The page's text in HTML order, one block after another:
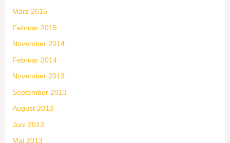
März 2015
Februar 2015
November 2014
Februar 2014
November 2013
September 2013
August 2013
Juni 2013
Mai 2013